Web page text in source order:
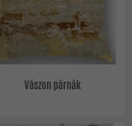
Vászon párnák